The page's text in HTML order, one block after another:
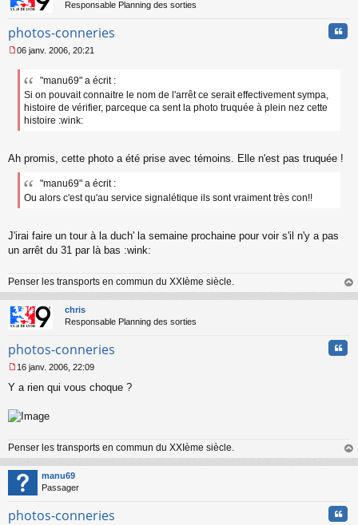
Responsable Planning des sorties
photos-conneries
e
e
o
06 janv. 2006, 20:21
"manu69" a écrit :
Si on pouvait connaitre le nom de l'arrêt ce serait effectivement sympa,
histoire de vérifier, parceque ca sent la photo truquée à plein nez cette
histoire :wink:
Ah promis, cette photo a été prise avec témoins. Elle n'est pas truquée !
"manu69" a écrit :
Ou alors c'est qu'au service signalétique ils sont vraiment très con!!
J'irai faire un tour à la duch' la semaine prochaine pour voir s'il n'y a pas
un arrêt du 31 par là bas :wink:
Penser les transports en commun du XXIème siècle.
au
chris
Responsable Planning des sorties
photos-conneries
e
s
a
e
n
o
n
l
16 janv. 2006, 22:09
Y a rien qui vous choque ?
Penser les transports en commun du XXIème siècle.
au
manu69
Passager
photos-conneries